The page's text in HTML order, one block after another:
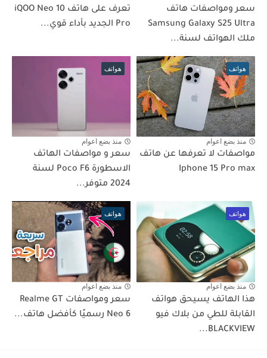
سعر ومواصفات هاتف
Samsung Galaxy S25 Ultra
ملك الهواتف لسنة...
تعرف على هاتف iQOO Neo 10
Pro الجديد بأداء قوي...
هواتف
منذ بضع اعوام
مواصفات لا تعرفها عن هاتف
Iphone 15 Pro max
هواتف
منذ بضع اعوام
سعر و مواصفات الهاتف
الاسطورة Poco F6 لسنة
2024 متوفر...
هواتف
منذ بضع اعوام
هذا الهاتف يسيحق هواتف
القابلة للطي من بلاك فيو
BLACKVIEW...
هواتف
منذ بضع اعوام
سعر ومواصفات Realme GT
Neo 6 رسميًا كأفضل هاتف...